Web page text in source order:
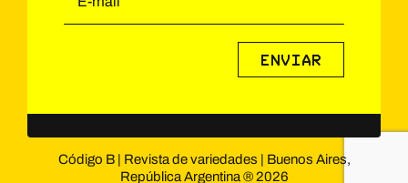
Código B | Revista de variedades | Buenos Aires,
República Argentina ® 2026